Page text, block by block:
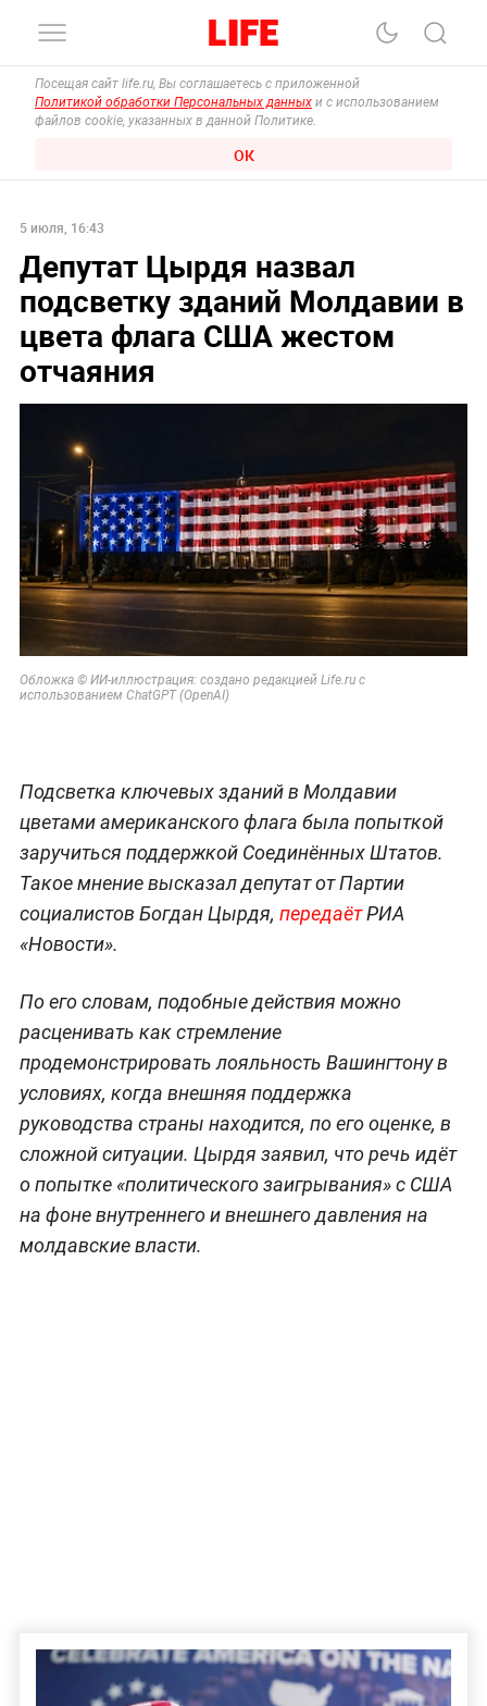
Посещая сайт life.ru, Вы соглашаетесь с приложенной
Политикой обработки Персональных данных и с использованием
файлов cookie, указанных в данной Политике.
ОК
5 июля, 16:43
Депутат Цырдя назвал
подсветку зданий Молдавии в
цвета флага США жестом
отчаяния
Обложка © ИИ-иллюстрация: создано редакцией Life.ru с
использованием ChatGPT (OpenAI)
Подсветка ключевых зданий в Молдавии
цветами американского флага была попыткой
заручиться поддержкой Соединённых Штатов.
Такое мнение высказал депутат от Партии
социалистов Богдан Цырдя, передаётРИА
«Новости».
По его словам, подобные действия можно
расценивать как стремление
продемонстрировать лояльность Вашингтону в
условиях, когда внешняя поддержка
руководства страны находится, по его оценке, в
сложной ситуации. Цырдя заявил, что речь идёт
о попытке «политического заигрывания» с США
на фоне внутреннего и внешнего давления на
молдавские власти.